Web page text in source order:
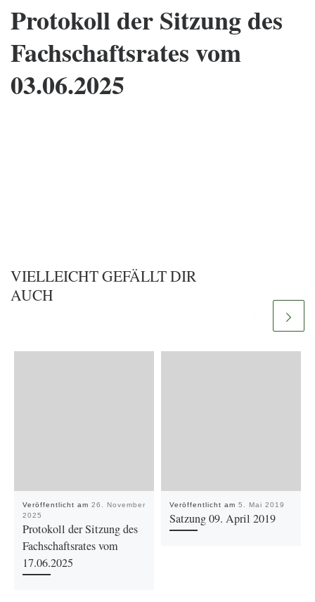
Protokoll der Sitzung des
Fachschaftsrates vom
03.06.2025
VIELLEICHT GEFÄLLT DIR
AUCH
Veröffentlicht am 26. November
2025
Protokoll der Sitzung des
Fachschaftsrates vom
17.06.2025
Veröffentlicht am 5. Mai 2019
Satzung 09. April 2019